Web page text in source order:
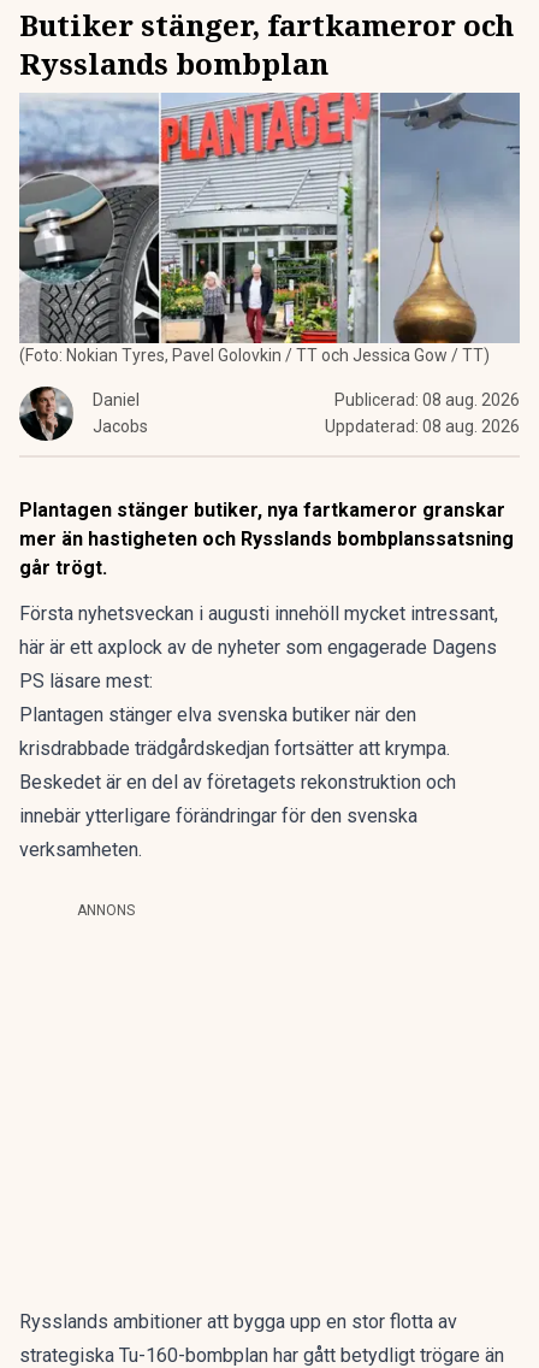
Butiker stänger, fartkameror och
Rysslands bombplan
(Foto: Nokian Tyres, Pavel Golovkin / TT och Jessica Gow / TT)
Daniel
Jacobs
Publicerad: 08 aug. 2026
Uppdaterad: 08 aug. 2026
Plantagen stänger butiker, nya fartkameror granskar
mer än hastigheten och Rysslands bombplanssatsning
går trögt.
Första nyhetsveckan i augusti innehöll mycket intressant,
här är ett axplock av de nyheter som engagerade Dagens
PS läsare mest:
Plantagen stänger elva svenska butiker när den
krisdrabbade trädgårdskedjan fortsätter att krympa.
Beskedet är en del av företagets rekonstruktion och
innebär ytterligare förändringar för den svenska
verksamheten.
ANNONS
Rysslands ambitioner att bygga upp en stor flotta av
strategiska Tu-160-bombplan har gått betydligt trögare än